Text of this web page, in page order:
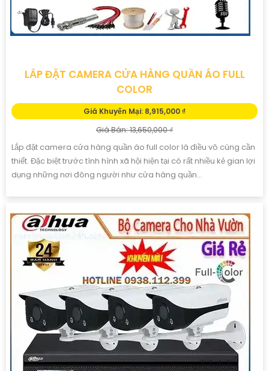
LẮP ĐẶT CAMERA CỬA HÀNG QUẦN ÁO FULL
COLOR
Giá Khuyến Mại: 8,915,000 ₫
Giá Bán: 13,650,000 ₫
Lắp đặt camera cửa hàng quần áo full color là điều vô cùng cần
thiết. Đặc biệt trước tình hình xã hội hiện tại có rất nhiều kẻ gian lợi
dụng những nơi đông người như cửa hàng quần...